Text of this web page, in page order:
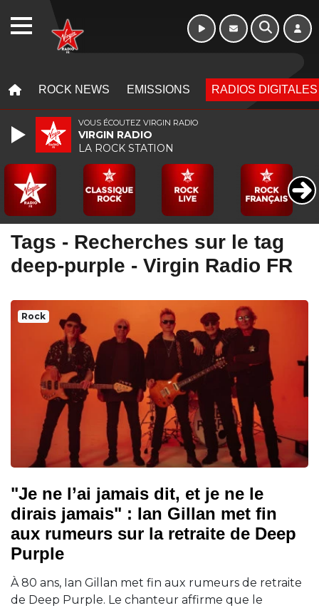
ROCK NEWS EMISSIONS RADIOS DIGITALES
Tags - Recherches sur le tag
deep-purple - Virgin Radio FR
Rock
"Je ne l’ai jamais dit, et je ne le
dirais jamais" : Ian Gillan met fin
aux rumeurs sur la retraite de Deep
Purple
À 80 ans, Ian Gillan met fin aux rumeurs de retraite
de Deep Purple. Le chanteur affirme que le
VOUS ÉCOUTEZ VIRGIN RADIO
VIRGIN RADIO
LA ROCK STATION
WEBRADIO Week-end de 16h
à 20h